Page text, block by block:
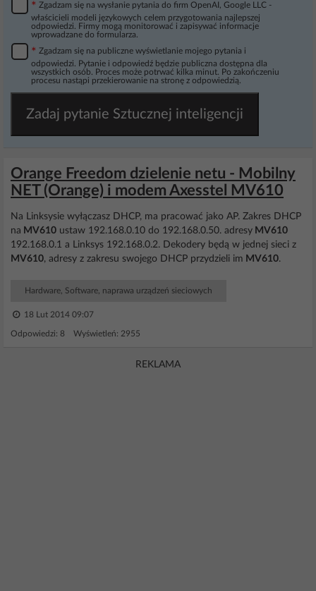
* Zgadzam się na wysłanie pytania do firm OpenAI, Google LLC -
właścicieli modeli językowych celem przygotowania najlepszej
odpowiedzi. Firmy mogą monitorować i zapisywać informacje
wprowadzane do formularza.
* Zgadzam się na publiczne wyświetlanie mojego pytania i
odpowiedzi. Pytanie i odpowiedź będzie publiczna dostępna dla
wszystkich osób. Proces może potrwać kilka minut. Po zakończeniu
procesu nastąpi przekierowanie na stronę z odpowiedzią.
Zadaj pytanie Sztucznej inteligencji
Orange Freedom dzielenie netu - Mobilny
NET (Orange) i modem Axesstel MV610
Na Linksysie wyłączasz DHCP, ma pracować jako AP. Zakres DHCP
na MV610 ustaw 192.168.0.10 do 192.168.0.50. adresy MV610
192.168.0.1 a Linksys 192.168.0.2. Dekodery będą w jednej sieci z
MV610, adresy z zakresu swojego DHCP przydzieli im MV610.
Hardware, Software, naprawa urządzeń sieciowych
18 Lut 2014 09:07
Odpowiedzi: 8 Wyświetleń: 2955
REKLAMA